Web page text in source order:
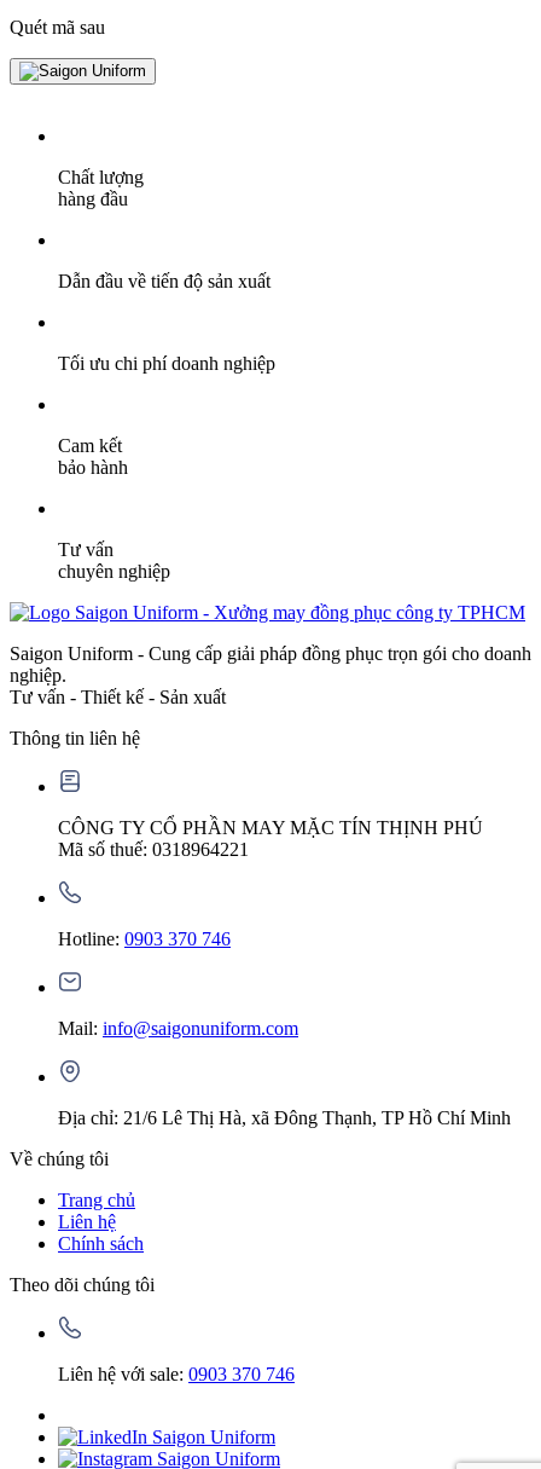
Quét mã sau
Chất lượng
hàng đầu
Dẫn đầu về tiến độ sản xuất
Tối ưu chi phí doanh nghiệp
Cam kết
bảo hành
Tư vấn
chuyên nghiệp
Saigon Uniform - Cung cấp giải pháp đồng phục trọn gói cho doanh
nghiệp.
Tư vấn - Thiết kế - Sản xuất
Thông tin liên hệ
CÔNG TY CỔ PHẦN MAY MẶC TÍN THỊNH PHÚ
Mã số thuế: 0318964221
Hotline: 0903 370 746
Mail: info@saigonuniform.com
Địa chỉ: 21/6 Lê Thị Hà, xã Đông Thạnh, TP Hồ Chí Minh
Về chúng tôi
Trang chủ
Liên hệ
Chính sách
Theo dõi chúng tôi
Liên hệ với sale: 0903 370 746